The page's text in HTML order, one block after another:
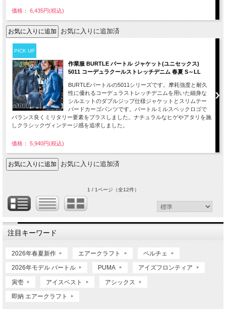
価格： 6,435円(税込)
お気に入りに追加済
PICK UP
作業服 BURTLE バートル ジャケット(ユニセックス)
5011 コーデュラクールストレッチデニム 春夏 S～LL
BURTLEバートルの5011シリーズです。摩耗強度と耐久
性に優れるコーデュラストレッチデニムを用いた細身な
シルエットのダブルジップ仕様ジャケットとスリムテー
パードカーゴパンツです。バートルミルスペックロゴで
バランス良くミリタリー要素をプラスしました。ナチュラルなヒゲやアタリを施
しクラシックヴィンテージ感を追求しました。
価格： 5,940円(税込)
お気に入りに追加済
1 / 1ページ（全12件）
注目キーワード
2026年春夏新作 エアークラフト ペルチェ
2026年モデル バートル PUMA アイズフロンティア
寅壱 アイスベスト アシックス
即納 エアークラフト